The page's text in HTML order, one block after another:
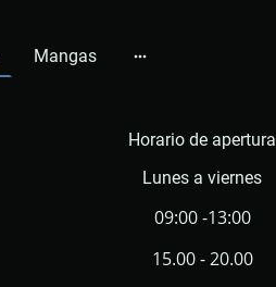
Mangas
Horario de apertura
Lunes a viernes
09:00 -13:00
15.00 - 20.00